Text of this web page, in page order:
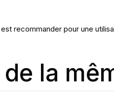
recommander pour une
la